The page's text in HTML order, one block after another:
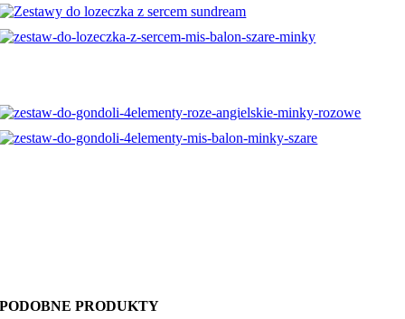
PODOBNE PRODUKTY